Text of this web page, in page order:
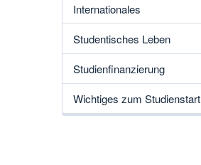
Internationales
Studentisches Leben
Studienfinanzierung
Wichtiges zum Studienstart